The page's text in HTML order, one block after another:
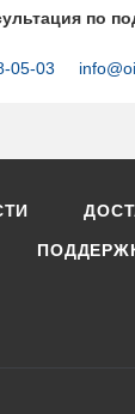
по
05-03